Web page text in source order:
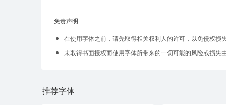
免责声明
在使用字体之前，请先取得相关权利人的许可，以免侵权损
未取得书面授权而使用字体所带来的一切可能的风险或损失
推荐字体